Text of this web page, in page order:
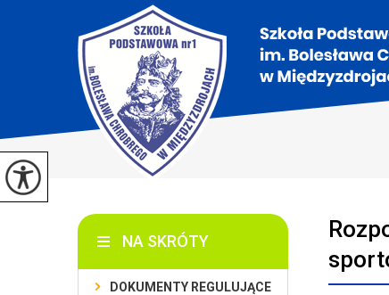
NA SKRÓTY
DOKUMENTY REGULUJĄCE